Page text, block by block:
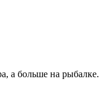
а больше на рыбалке.